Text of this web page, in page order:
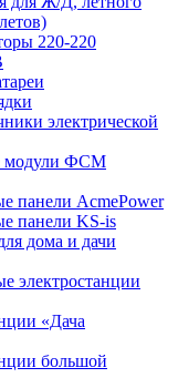
220-220
электрической
модули ФСМ
панели AcmePower
панели KS-is
дома и дачи
электростанции
«Дача
большой